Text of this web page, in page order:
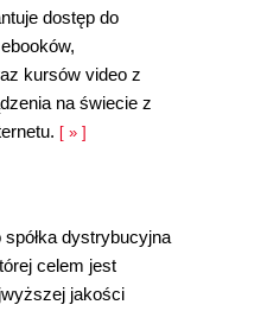
dostęp do
kursów video z
na świecie z
[ » ]
dystrybucyjna
celem jest
jakości